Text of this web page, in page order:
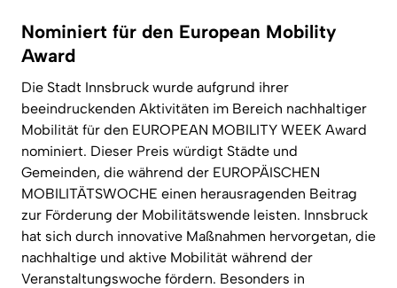
Nominiert für den European Mobility
Award
Die Stadt Innsbruck wurde aufgrund ihrer
beeindruckenden Aktivitäten im Bereich nachhaltiger
Mobilität für den EUROPEAN MOBILITY WEEK Award
nominiert. Dieser Preis würdigt Städte und
Gemeinden, die während der EUROPÄISCHEN
MOBILITÄTSWOCHE einen herausragenden Beitrag
zur Förderung der Mobilitätswende leisten. Innsbruck
hat sich durch innovative Maßnahmen hervorgetan, die
nachhaltige und aktive Mobilität während der
Veranstaltungswoche fördern. Besonders in